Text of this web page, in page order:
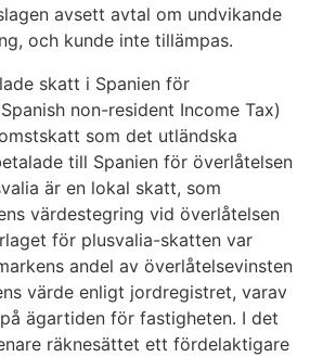
avsett avtal om undvikande
och kunde inte tillämpas.
skatt i Spanien för
non-resident Income Tax)
som det utländska
till Spanien för överlåtelsen
är en lokal skatt, som
värdestegring vid överlåtelsen
för plusvalia-skatten var
andel av överlåtelsevinsten
värde enligt jordregistret, varav
ägartiden för fastigheten. I det
räknesättet ett fördelaktigare